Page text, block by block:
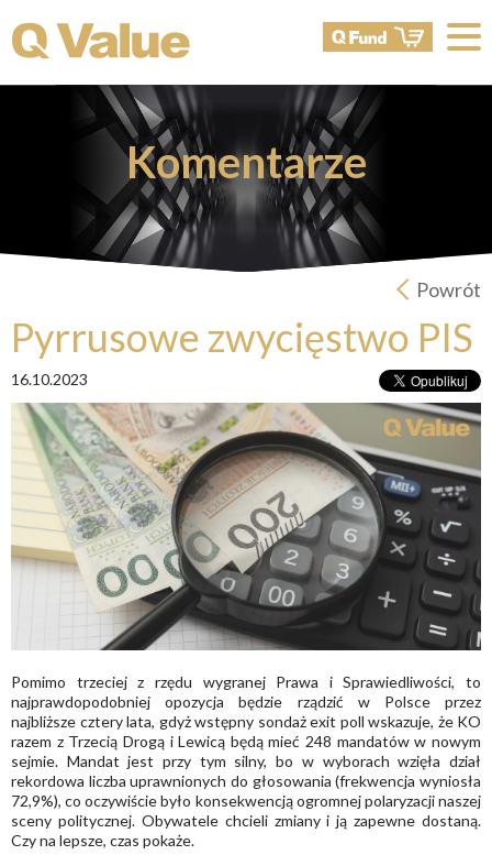
Komentarze
Powrót
Pyrrusowe zwycięstwo PIS
16.10.2023
Pomimo trzeciej z rzędu wygranej Prawa i Sprawiedliwości, to
najprawdopodobniej opozycja będzie rządzić w Polsce przez
najbliższe cztery lata, gdyż wstępny sondaż exit poll wskazuje, że KO
razem z Trzecią Drogą i Lewicą będą mieć 248 mandatów w nowym
sejmie. Mandat jest przy tym silny, bo w wyborach wzięła dział
rekordowa liczba uprawnionych do głosowania (frekwencja wyniosła
72,9%), co oczywiście było konsekwencją ogromnej polaryzacji naszej
sceny politycznej. Obywatele chcieli zmiany i ją zapewne dostaną.
Czy na lepsze, czas pokaże.